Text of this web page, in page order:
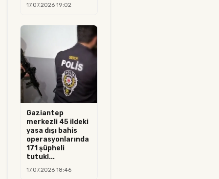
17.07.2026 19:02
Gaziantep
merkezli 45 ildeki
yasa dışı bahis
operasyonlarında
171 şüpheli
tutukl...
17.07.2026 18:46